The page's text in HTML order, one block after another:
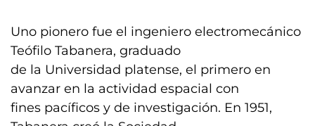
Uno pionero fue el ingeniero electromecánico
Teófilo Tabanera, graduado
de la Universidad platense, el primero en
avanzar en la actividad espacial con
fines pacíficos y de investigación. En 1951,